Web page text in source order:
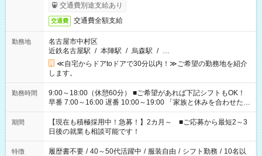
交通費別途支給あり
交通費 交通費全額支給
勤務地
名古屋市中村区
近鉄名古屋駅 / 本陣駅 / 烏森駅 / …
≪自宅からドアtoドアで30分以内！≫ご希望の勤務地を紹介
します。
勤務時間
9:00～18:00（休憩60分） ■ご希望があれば下記シフトもOK！
早番 7:00～16:00 遅番 10:00～19:00 「家族と休みを合わせた
い」 「余裕を持って夕飯の準備がしたい」 「できれば残業はし
たくない」 など、ご希望を教えてくださいね。 ※Wワーク希望
の方へ 今ご覧のお仕事で希望する勤務時間と、もう1つのお仕事
の勤務時間。 合計で週40時間を超える場合は応募できません。
期間
【現在も積極採用中！急募！】2カ月～ ■ご応募から最短2～3
日後の就業も相談可能です！
特徴 履歴書不要 / 40～50代活躍中 / 服装自由 / シフト勤務 / 10名以